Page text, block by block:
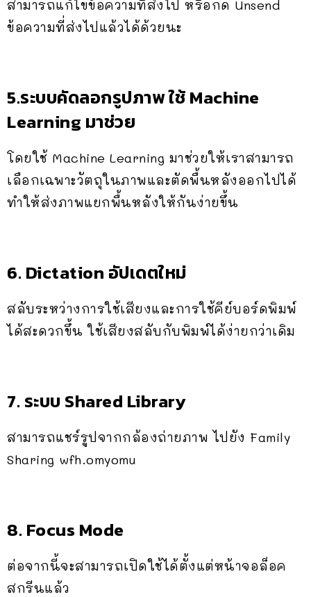
สามารถแก้ไขข้อความที่ส่งไป หรือกด Unsend
ข้อความที่ส่งไปแล้วได้ด้วยนะ
5.ระบบคัดลอกรูปภาพ ใช้ Machine
Learning มาช่วย
โดยใช้ Machine Learning มาช่วยให้เราสามารถ
เลือกเฉพาะวัตถุในภาพและตัดพื้นหลังออกไปได้
ทำให้ส่งภาพแยกพื้นหลังให้กันง่ายขึ้น
6. Dictation อัปเดตใหม่
สลับระหว่างการใช้เสียงและการใช้คีย์บอร์ดพิมพ์
ได้สะดวกขึ้น ใช้เสียงสลับกับพิมพ์ได้ง่ายกว่าเดิม
7. ระบบ Shared Library
สามารถแชร์รูปจากกล้องถ่ายภาพ ไปยัง Family
Sharing wfh.omyomu
8. Focus Mode
ต่อจากนี้จะสามารถเปิดใช้ได้ตั้งแต่หน้าจอล็อค
สกรีนแล้ว